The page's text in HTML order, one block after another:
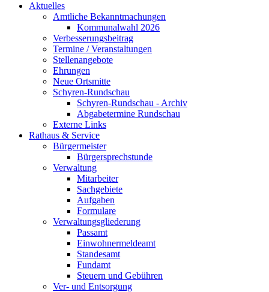
Aktuelles
Amtliche Bekanntmachungen
Kommunalwahl 2026
Verbesserungsbeitrag
Termine / Veranstaltungen
Stellenangebote
Ehrungen
Neue Ortsmitte
Schyren-Rundschau
Schyren-Rundschau - Archiv
Abgabetermine Rundschau
Externe Links
Rathaus & Service
Bürgermeister
Bürgersprechstunde
Verwaltung
Mitarbeiter
Sachgebiete
Aufgaben
Formulare
Verwaltungsgliederung
Passamt
Einwohnermeldeamt
Standesamt
Fundamt
Steuern und Gebühren
Ver- und Entsorgung